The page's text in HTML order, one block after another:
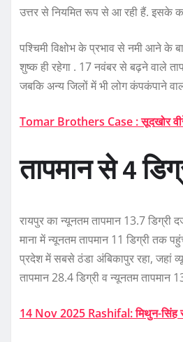
उत्तर से नियमित रूप से आ रही हैं. इसके
पश्चिमी विक्षोभ के प्रभाव से नमी आने के
शुष्क ही रहेगा . 17 नवंबर से बढ़ने वाले
जबकि अन्य जिलों में भी लोग कंपकंपाने
Tomar Brothers Case : सूदखोर
तापमान से 4
रायपुर का न्यूनतम तापमान 13.7 डिग्री
माना में न्यूनतम तापमान 11 डिग्री तक
प्रदेश में सबसे ठंडा अंबिकापुर रहा, जहां
तापमान 28.4 डिग्री व न्यूनतम तापमान
14 Nov 2025 Rashifal: मिथुन-सिंह